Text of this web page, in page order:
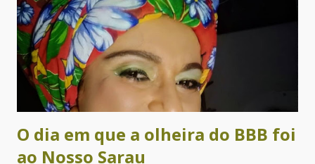
os festejos não puderam ser realizados da forma
tradicional, o que não impedirá de realizarmos
virtualmente, dando continuidade à tradição, e colaborando
para a manutenção e permanência dos grupos. A Mostra
Virtual dos Ternos de Reis de Vitória da Conquista conta
com particip...
O dia em que a olheira do BBB foi
ao Nosso Sarau